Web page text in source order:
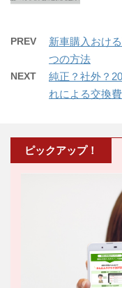
PREV
新車購入おけ
つの方法
NEXT
純正？社外？
れによる交換
ピックアップ！